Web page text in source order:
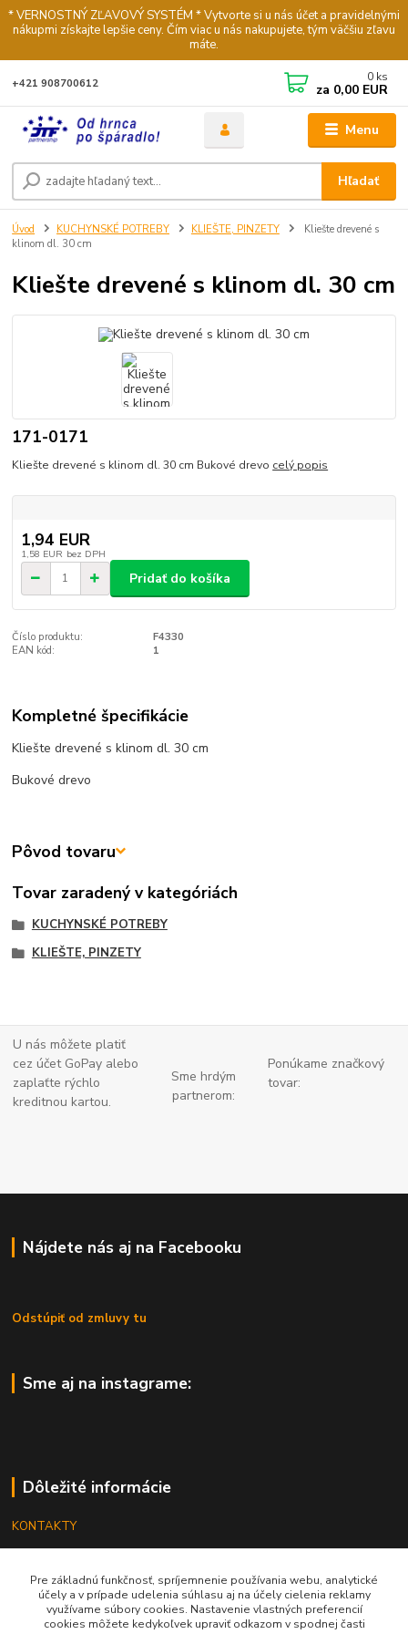
* VERNOSTNÝ ZĽAVOVÝ SYSTÉM * Vytvorte si u nás účet a pravidelnými
nákupmi získajte lepšie ceny. Čím viac u nás nakupujete, tým väčšiu zľavu
máte.
Menu
Hľadať
+421 908700612 0 ks
za 0,00 EUR
Úvod KUCHYNSKÉ POTREBY KLIEŠTE, PINZETY
Kliešte drevené s
klinom dl. 30 cm
Kliešte drevené s klinom dl. 30 cm
171-0171
Kliešte drevené s klinom dl. 30 cm Bukové drevo celý popis
1,94 EUR
1,58 EUR bez DPH
Pridať do košíka
Číslo produktu:
F4330
EAN kód:
1
Kompletné špecifikácie
Kliešte drevené s klinom dl. 30 cm
Bukové drevo
Pôvod tovaru
Tovar zaradený v kategóriách
KUCHYNSKÉ POTREBY
KLIEŠTE, PINZETY
U nás môžete platiť
cez účet GoPay alebo
zaplaťte rýchlo
kreditnou kartou.
Sme hrdým
partnerom:
Ponúkame značkový
tovar:
Nájdete nás aj na Facebooku
Odstúpiť od zmluvy tu
Sme aj na instagrame:
Dôležité informácie
KONTAKTY
REKLAMÁCIE
KATALÓGY
Pre základnú funkčnosť, spríjemnenie používania webu, analytické
účely a v prípade udelenia súhlasu aj na účely cielenia reklamy
využívame súbory cookies. Nastavenie vlastných preferencií
cookies môžete kedykoľvek upraviť odkazom v spodnej časti